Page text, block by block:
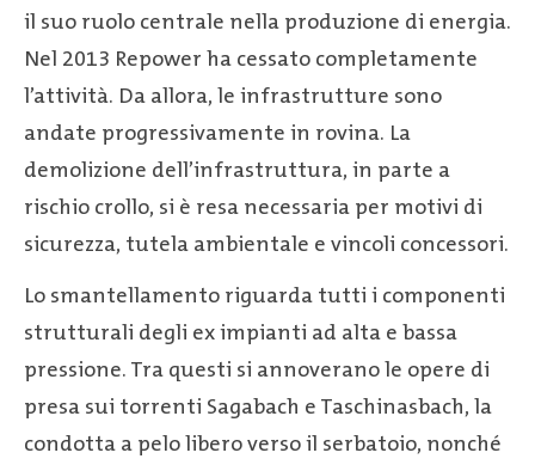
il suo ruolo centrale nella produzione di energia.
Nel 2013 Repower ha cessato completamente
l’attività. Da allora, le infrastrutture sono
andate progressivamente in rovina. La
demolizione dell’infrastruttura, in parte a
rischio crollo, si è resa necessaria per motivi di
sicurezza, tutela ambientale e vincoli concessori.
Lo smantellamento riguarda tutti i componenti
strutturali degli ex impianti ad alta e bassa
pressione. Tra questi si annoverano le opere di
presa sui torrenti Sagabach e Taschinasbach, la
condotta a pelo libero verso il serbatoio, nonché